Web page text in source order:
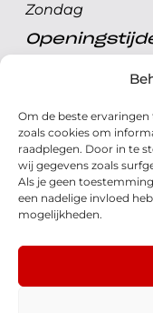
Om de beste
zoals cookies om
raadplegen. Door in te
wij gegevens zoals
Als je geen
een nadelige invloed
mogelijkheden.
Zondag
Maandag t/m
Zondag
Volg ons
© 2026 - Honda